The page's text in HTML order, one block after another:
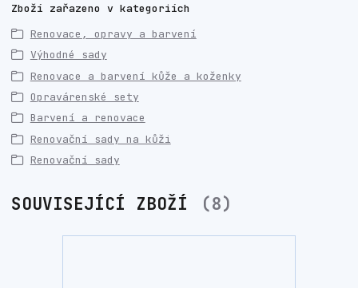
Zboží zařazeno v kategoriích
Renovace, opravy a barvení
Výhodné sady
Renovace a barvení kůže a koženky
Opravárenské sety
Barvení a renovace
Renovační sady na kůži
Renovační sady
SOUVISEJÍCÍ ZBOŽÍ 8